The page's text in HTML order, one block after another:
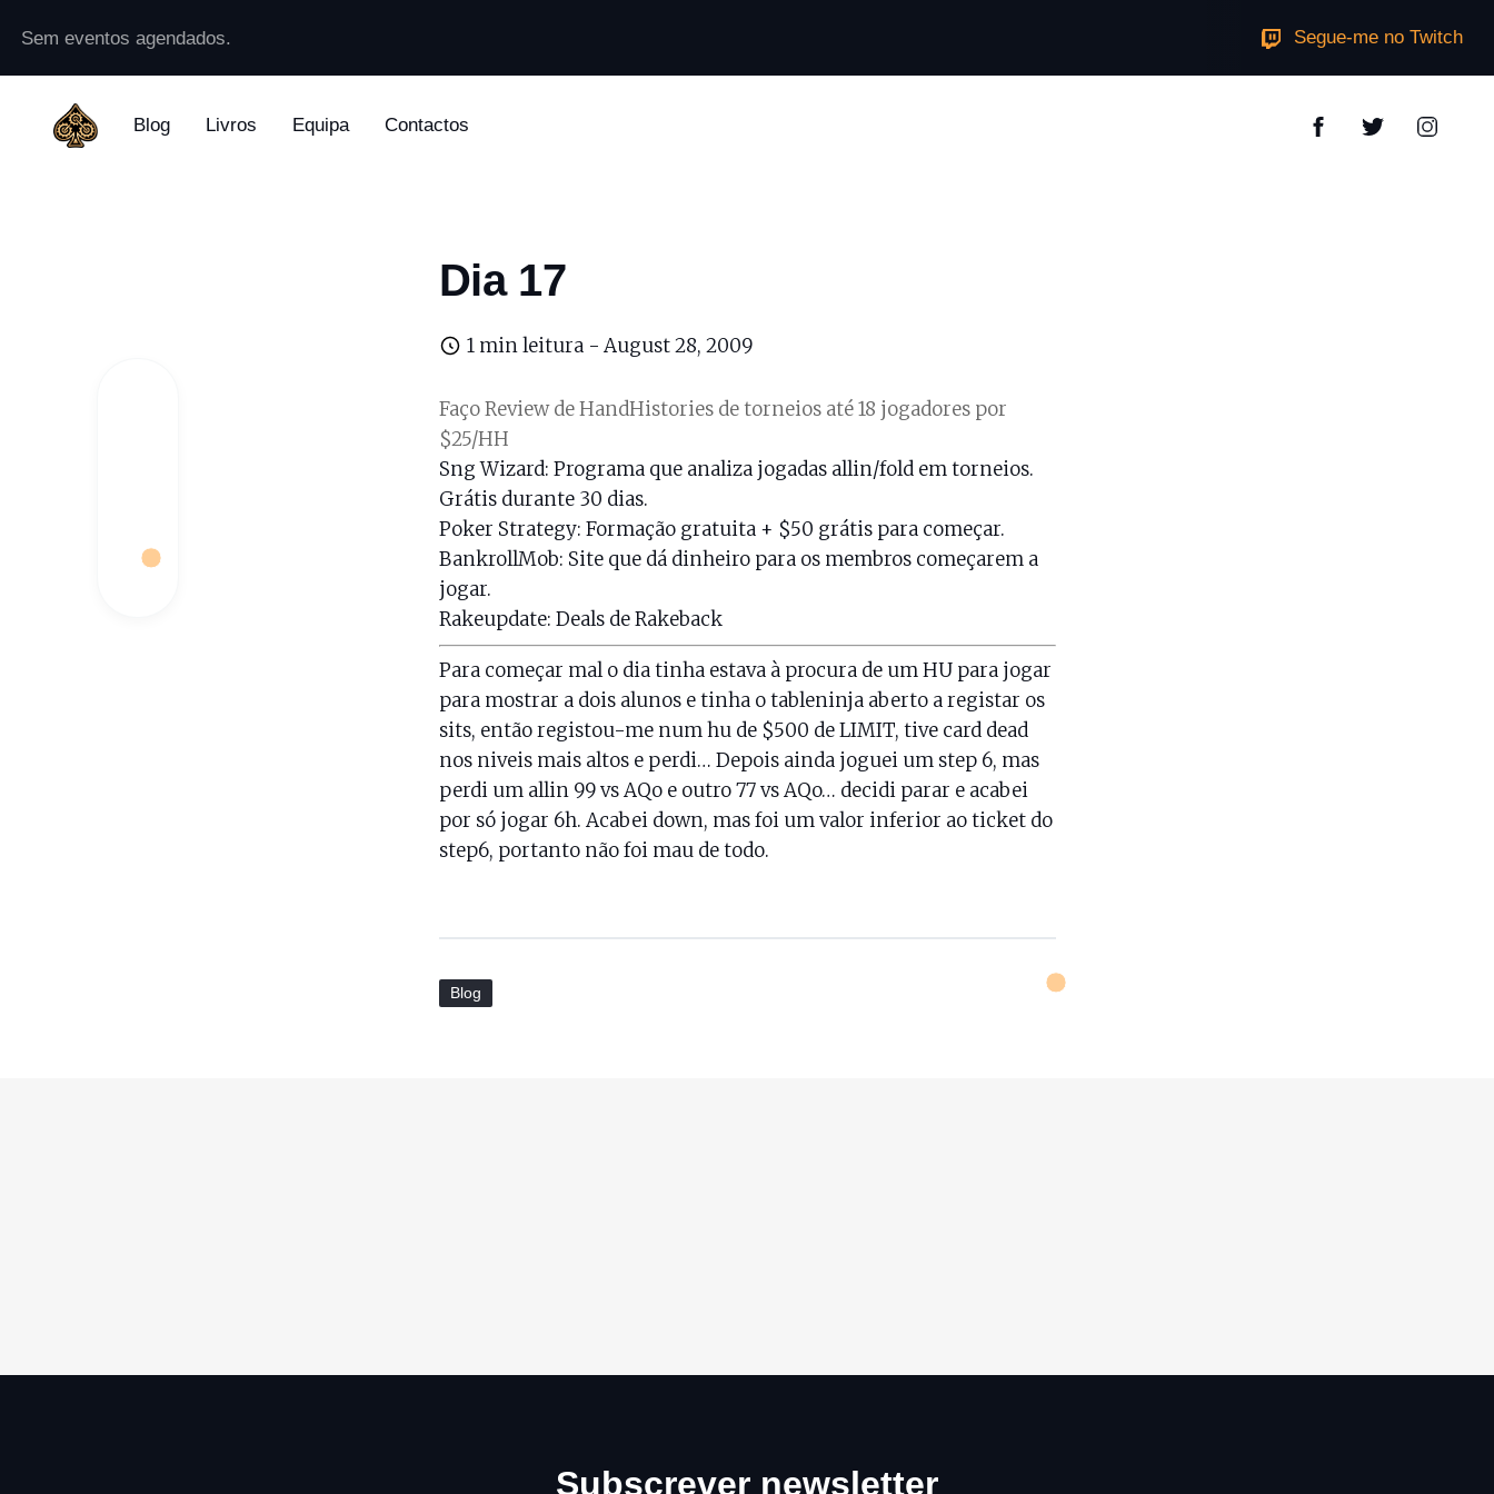
Sem eventos agendados. Segue-me no Twitch
Blog Livros Equipa Contactos
Dia 17
1 min leitura - August 28, 2009
Faço Review de HandHistories de torneios até 18 jogadores por
$25/HH
Sng Wizard: Programa que analiza jogadas allin/fold em torneios.
Grátis durante 30 dias.
Poker Strategy: Formação gratuita + $50 grátis para começar.
BankrollMob: Site que dá dinheiro para os membros começarem a
jogar.
Rakeupdate: Deals de Rakeback
Para começar mal o dia tinha estava à procura de um HU para jogar
para mostrar a dois alunos e tinha o tableninja aberto a registar os
sits, então registou-me num hu de $500 de LIMIT, tive card dead
nos niveis mais altos e perdi… Depois ainda joguei um step 6, mas
perdi um allin 99 vs AQo e outro 77 vs AQo… decidi parar e acabei
por só jogar 6h. Acabei down, mas foi um valor inferior ao ticket do
step6, portanto não foi mau de todo.
Blog
Subscrever newsletter